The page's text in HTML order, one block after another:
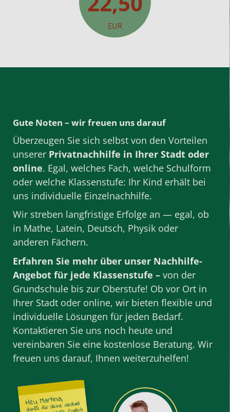
EUR
Gute Noten – wir freuen uns darauf
Überzeugen Sie sich selbst von den Vorteilen
unserer Privatnachhilfe in Ihrer Stadt oder
online. Egal, welches Fach, welche Schulform
oder welche Klassenstufe: Ihr Kind erhält bei
uns individuelle Einzelnachhilfe.
Wir streben langfristige Erfolge an — egal, ob
in Mathe, Latein, Deutsch, Physik oder
anderen Fächern.
Erfahren Sie mehr über unser Nachhilfe-
Angebot für jede Klassenstufe – von der
Grundschule bis zur Oberstufe! Ob vor Ort in
Ihrer Stadt oder online, wir bieten flexible und
individuelle Lösungen für jeden Bedarf.
Kontaktieren Sie uns noch heute und
vereinbaren Sie eine kostenlose Beratung. Wir
freuen uns darauf, Ihnen weiterzuhelfen!